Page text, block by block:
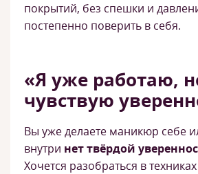
покрытий, без спешки и
постепенно поверить в себя.
«Я уже работаю,
чувствую
Вы уже делаете маникюр себе
внутри нет твёрдой
Хочется разобраться в